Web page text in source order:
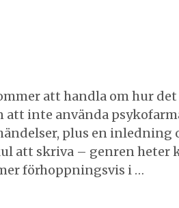
att handla om hur
att inte använda
plus en inledning
att skriva – genren heter
förhoppningsvis i …